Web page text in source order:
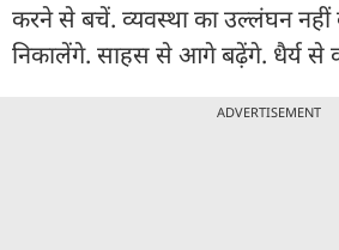
करने से बचें. व्यवस्था का उल्लंघन नहीं
निकालेंगे. साहस से आगे बढ़ेंगे. धैर्य से
ADVERTISEMENT